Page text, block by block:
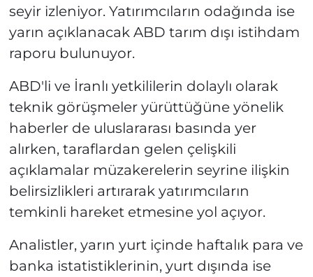
seyir izleniyor. Yatırımcıların odağında ise
yarın açıklanacak ABD tarım dışı istihdam
raporu bulunuyor.
ABD'li ve İranlı yetkililerin dolaylı olarak
teknik görüşmeler yürüttüğüne yönelik
haberler de uluslararası basında yer
alırken, taraflardan gelen çelişkili
açıklamalar müzakerelerin seyrine ilişkin
belirsizlikleri artırarak yatırımcıların
temkinli hareket etmesine yol açıyor.
Analistler, yarın yurt içinde haftalık para ve
banka istatistiklerinin, yurt dışında ise